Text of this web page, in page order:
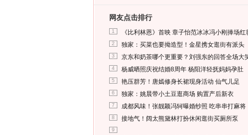
网友点击排行
1 《比利林恩》首映 章子怡范冰冰冯小刚捧场红
2 独家：买菜也要拗造型！金星携女逛街有派头
3 京东和奶茶哪个更重要？刘强东的回答全场大
4 杨威晒照庆祝结婚8周年 杨阳洋轻抚妈妈孕肚
5 艳压群芳！唐嫣修身长裙现身活动 仙气儿足
6 独家：姚晨带小土豆逛商场 购置产后新衣
7 成都风味！张靓颖冯轲曝婚纱照 吃串串打麻将
8 接地气！阔太熊黛林打扮休闲逛街买厕所泵
9